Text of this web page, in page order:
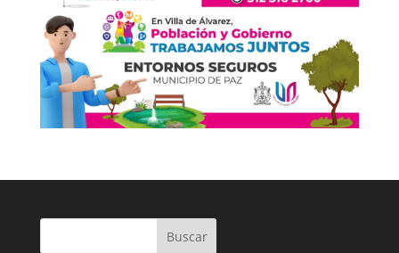
Buscar